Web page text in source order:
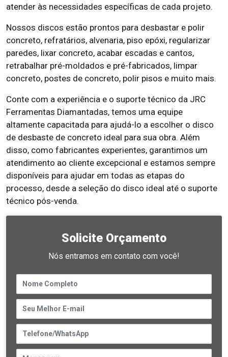
atender às necessidades específicas de cada projeto.
Nossos discos estão prontos para desbastar e polir
concreto, refratários, alvenaria, piso epóxi, regularizar
paredes, lixar concreto, acabar escadas e cantos,
retrabalhar pré-moldados e pré-fabricados, limpar
concreto, postes de concreto, polir pisos e muito mais.
Conte com a experiência e o suporte técnico da JRC
Ferramentas Diamantadas, temos uma equipe
altamente capacitada para ajudá-lo a escolher o disco
de desbaste de concreto ideal para sua obra. Além
disso, como fabricantes experientes, garantimos um
atendimento ao cliente excepcional e estamos sempre
disponíveis para ajudar em todas as etapas do
processo, desde a seleção do disco ideal até o suporte
técnico pós-venda.
Solicite Orçamento
Nós entramos em contato com você!